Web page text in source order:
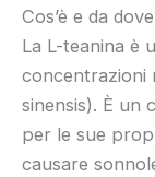
Cos’è e da
La L-teanina è
concentrazioni
sinensis). È un
per le sue
causare